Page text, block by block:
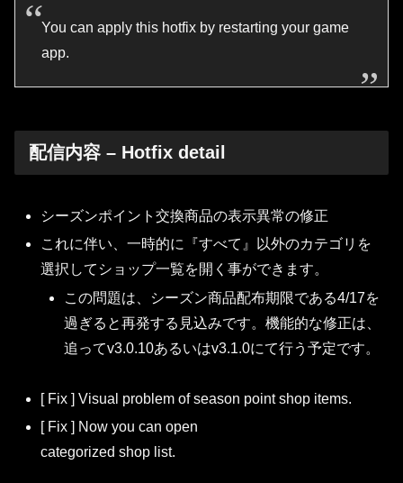
You can apply this hotfix by restarting your game
app.
配信内容 – Hotfix detail
シーズンポイント交換商品の表示異常の修正
これに伴い、一時的に『すべて』以外のカテゴリを
選択してショップ一覧を開く事ができます。
この問題は、シーズン商品配布期限である4/17を
過ぎると再発する見込みです。機能的な修正は、
追ってv3.0.10あるいはv3.1.0にて行う予定です。
[ Fix ] Visual problem of season point shop items.
[ Fix ] Now you can open
categorized shop list.